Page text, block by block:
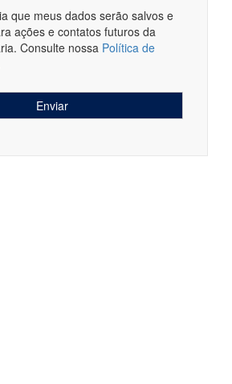
que meus dados serão salvos e
ações e contatos futuros da
Consulte nossa Política de
Enviar